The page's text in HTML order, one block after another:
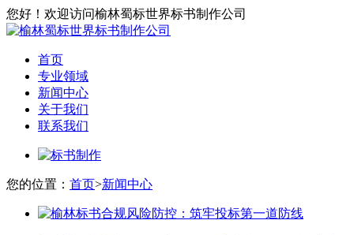
您好！欢迎访问榆林蜀标世界标书制作公司
首页
专业领域
新闻中心
关于我们
联系我们
您的位置： 首页>新闻中心